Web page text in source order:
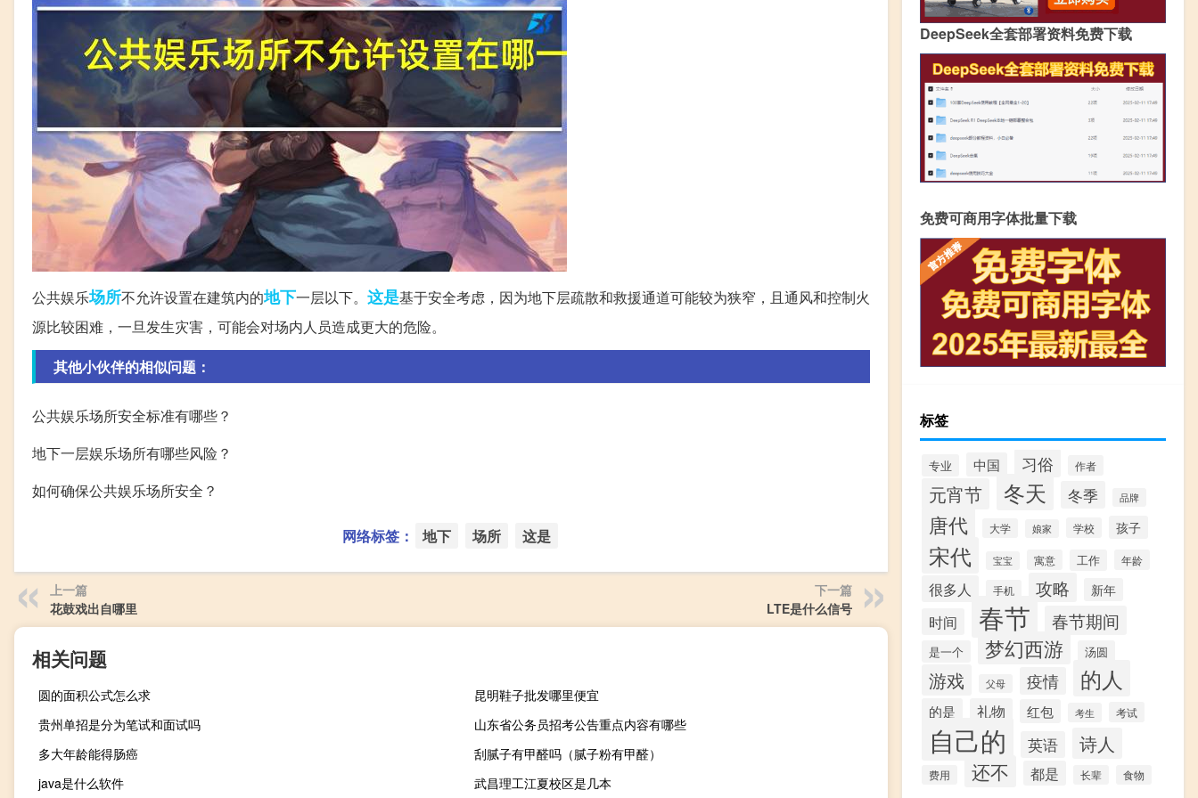
公共娱乐场所不允许设置在建筑内的地下一层以下。 这是基于安全考虑，因为地下层疏散和救援通道可能较为狭窄，且通风和控制火
源比较困难，一旦发生灾害，可能会对场内人员造成更大的危险。
其他小伙伴的相似问题：
公共娱乐场所安全标准有哪些？
地下一层娱乐场所有哪些风险？
如何确保公共娱乐场所安全？
网络标签： 地下 场所 这是
上一篇
花鼓戏出自哪里
下一篇
LTE是什么信号
相关问题
圆的面积公式怎么求
昆明鞋子批发哪里便宜
贵州单招是分为笔试和面试吗
山东省公务员招考公告重点内容有哪些
多大年龄能得肠癌
刮腻子有甲醛吗（腻子粉有甲醛）
java是什么软件
武昌理工江夏校区是几本
DeepSeek全套部署资料免费下载
免费可商用字体批量下载
标签
专业 中国 习俗 作者
元宵节 冬天 冬季 品牌
唐代 大学 娘家 学校 孩子
宋代 宝宝 寓意 工作 年龄
很多人 手机 攻略 新年
时间 春节 春节期间
是一个 梦幻西游 汤圆
游戏 父母 疫情 的人
的是 礼物 红包 考生 考试
自己的 英语 诗人
费用 还不 都是 长辈 食物